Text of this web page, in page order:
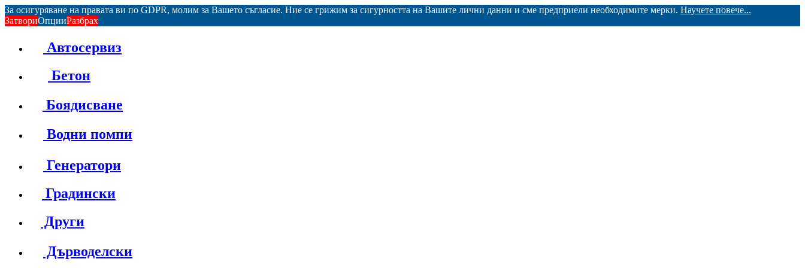
За осигуряване на правата ви по GDPR, молим за Вашето съгласие. Ние се грижим за сигурността на Вашите лични данни и сме предприели необходимите мерки. Научете повече...
ЗатвориОпцииРазбрах
Автосервиз
Бетон
Боядисване
Водни помпи
Генератори
Градински
Други
Дърводелски